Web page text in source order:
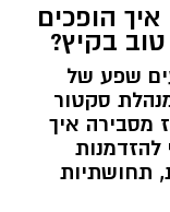
הופכים
בקיץ?
שפע של
סקטור
מסבירה איך
תחושתיות